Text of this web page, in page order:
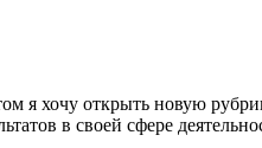
я хочу открыть новую
в своей сфере